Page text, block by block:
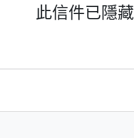
此信件已隱藏